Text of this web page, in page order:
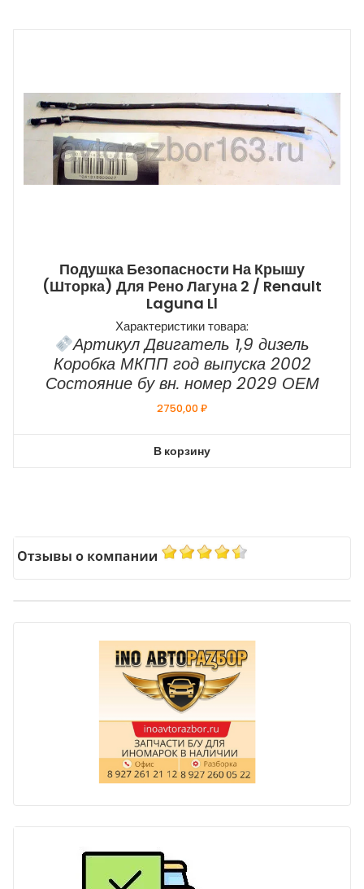
Подушка Безопасности На Крышу
(шторка) Для Рено Лагуна 2 / Renault
Laguna Ll
Характеристики товара:
Артикул Двигатель 1,9 дизель
Коробка МКПП год выпуска 2002
Состояние бу вн. номер 2029 ОЕМ
2750,00₽
В корзину